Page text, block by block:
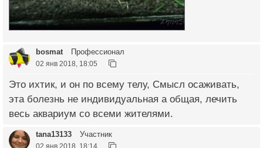
bosmat Профессионал
02 янв 2018, 18:05
Это ихтик, и он по всему телу, Смысл осаживать,
эта болезнь не индивидуальная а общая, лечить
весь аквариум со всеми жителями.
tana13133 Участник
02 янв 2018, 18:14